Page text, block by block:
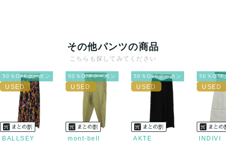
その他パンツの商品
こちらも探してみてください
50％OFFクーポン
BALLSEY
50％OFFクーポン
mont-bell
50％OFFクーポン
AKTE
50％OFF
INDIVI